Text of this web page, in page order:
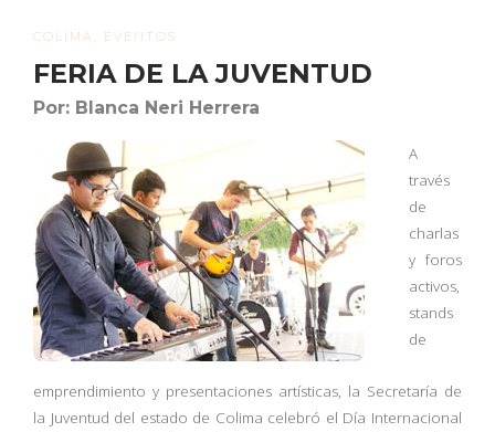
COLIMA EVENTOS
FERIA DE LA JUVENTUD
Por: Blanca Neri Herrera
A
través
de
charlas
y foros
activos,
stands
de
emprendimiento y presentaciones artísticas, la Secretaría de
la Juventud del estado de Colima celebró el Día Internacional